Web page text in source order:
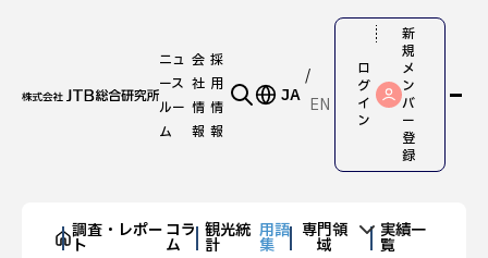
ニュ
ース
ルー
ム
会
社
情
報
採
用
情
報
JA EN
ロ
グ
イ
ン
新
規
メ
ン
バ
ー
登
録
調査・レポー
ト
コラ
ム
観光統
計
用語
集
専門領
域
実績一
覧